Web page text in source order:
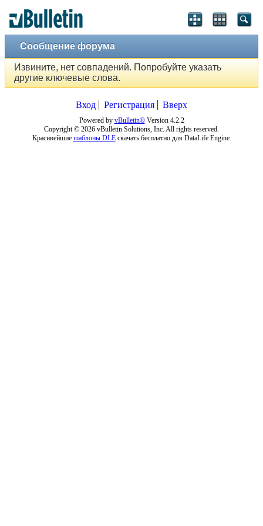
Сообщение форума
Извините, нет совпадений. Попробуйте указать
другие ключевые слова.
Вход Регистрация Вверх
Powered by vBulletin®Version 4.2.2
Copyright © 2026 vBulletin Solutions, Inc. All rights reserved.
Красивейшие шаблоны DLEскачать бесплатно для DataLife Engine.